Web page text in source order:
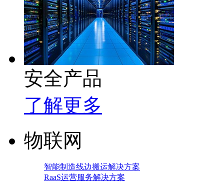
安全产品
了解更多
物联网
智能制造线边搬运解决方案
RaaS运营服务解决方案